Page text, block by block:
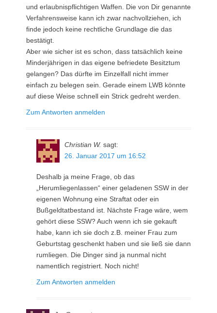
und erlaubnispflichtigen Waffen. Die von Dir genannte
Verfahrensweise kann ich zwar nachvollziehen, ich
finde jedoch keine rechtliche Grundlage die das
bestätigt.
Aber wie sicher ist es schon, dass tatsächlich keine
Minderjährigen in das eigene befriedete Besitztum
gelangen? Das dürfte im Einzelfall nicht immer
einfach zu belegen sein. Gerade einem LWB könnte
auf diese Weise schnell ein Strick gedreht werden.
Zum Antworten anmelden
Christian W. sagt:
26. Januar 2017 um 16:52
Deshalb ja meine Frage, ob das
„Herumliegenlassen“ einer geladenen SSW in der
eigenen Wohnung eine Straftat oder ein
Bußgeldtatbestand ist. Nächste Frage wäre, wem
gehört diese SSW? Auch wenn ich sie gekauft
habe, kann ich sie doch z.B. meiner Frau zum
Geburtstag geschenkt haben und sie ließ sie dann
rumliegen. Die Dinger sind ja nunmal nicht
namentlich registriert. Noch nicht!
Zum Antworten anmelden